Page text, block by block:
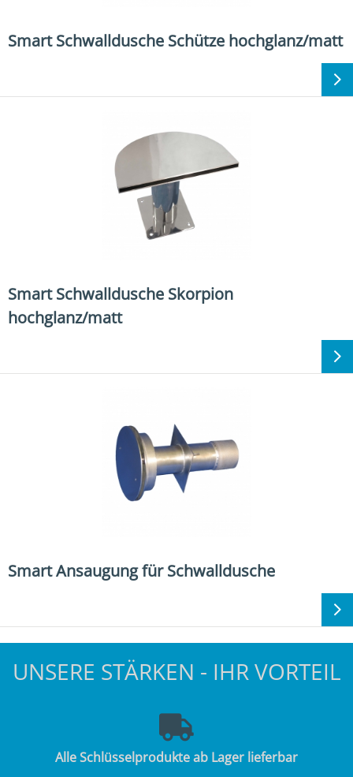
Smart Schwalldusche Schütze hochglanz/matt
Smart Schwalldusche Skorpion
hochglanz/matt
Smart Ansaugung für Schwalldusche
UNSERE STÄRKEN - IHR VORTEIL
Alle Schlüsselprodukte ab Lager lieferbar